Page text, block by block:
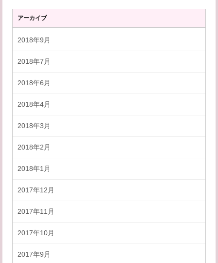
アーカイブ
2018年9月
2018年7月
2018年6月
2018年4月
2018年3月
2018年2月
2018年1月
2017年12月
2017年11月
2017年10月
2017年9月